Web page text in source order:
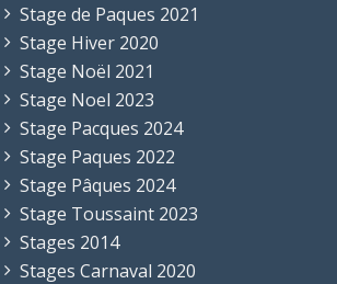
Stage de Paques 2021
Stage Hiver 2020
Stage Noël 2021
Stage Noel 2023
Stage Pacques 2024
Stage Paques 2022
Stage Pâques 2024
Stage Toussaint 2023
Stages 2014
Stages Carnaval 2020